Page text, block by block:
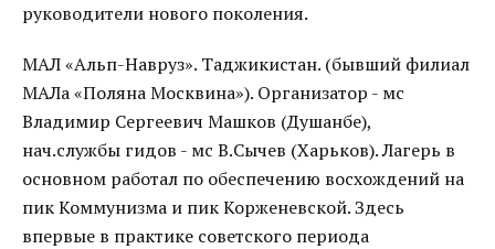
руководители нового поколения.
МАЛ «Альп-Навруз». Таджикистан. (бывший филиал
МАЛа «Поляна Москвина»). Организатор - мс
Владимир Сергеевич Машков (Душанбе),
нач.службы гидов - мс В.Сычев (Харьков). Лагерь в
основном работал по обеспечению восхождений на
пик Коммунизма и пик Корженевской. Здесь
впервые в практике советского периода